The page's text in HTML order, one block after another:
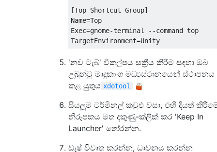
[Top Shortcut Group]
Name=Top
Exec=gnome-terminal --command top
'නව ටැබ්' විකල්පය සක්‍රීය කිරීම සඳහා ඔබ
උබුන්ටු මෘදුකාංග මධ්‍යස්ථානයෙන් ස්ථාපනය
කළ යුතුය xdotool
සියලුම ටර්මිනල් කවුළු වසා, එහි දියත්
නිරූපකය මත දකුණු-ක්ලික් කර 'Keep In
Launcher' තෝරන්න.
ඩෑෂ් විවෘත කරන්න, ධාවනය කරන්න